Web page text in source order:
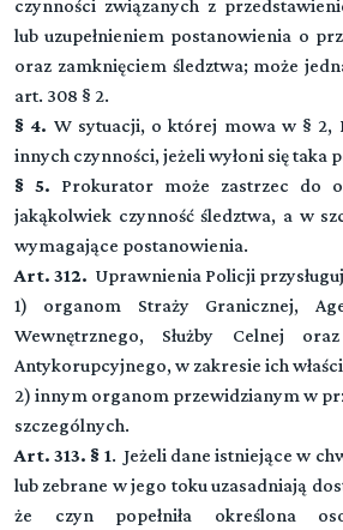
czynności związanych z
lub uzupełnieniem postanowienia o
oraz zamknięciem śledztwa; może
art. 308 § 2.
§ 4. W sytuacji, o której mowa w § 2,
innych czynności, jeżeli wyłoni się taka
§ 5. Prokurator może zastrzec do
jakąkolwiek czynność śledztwa, a w
wymagające postanowienia.
Art. 312. Uprawnienia Policji
1) organom Straży Granicznej,
Wewnętrznego, Służby Celnej
Antykorupcyjnego, w zakresie ich
2) innym organom przewidzianym w
szczególnych.
Art. 313. § 1. Jeżeli dane istniejące w
lub zebrane w jego toku uzasadniają
że czyn popełniła określona